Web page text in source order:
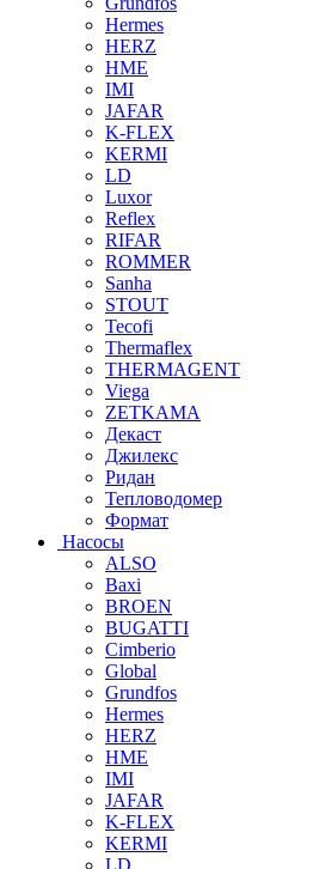
Hermes
HERZ
HME
IMI
JAFAR
K-FLEX
KERMI
LD
Luxor
Reflex
RIFAR
ROMMER
Sanha
STOUT
Tecofi
Thermaflex
THERMAGENT
Viega
ZETKAMA
Декаст
Джилекс
Ридан
Тепловодомер
Формат
Насосы
ALSO
Baxi
BROEN
BUGATTI
Cimberio
Global
Grundfos
Hermes
HERZ
HME
IMI
JAFAR
K-FLEX
KERMI
LD